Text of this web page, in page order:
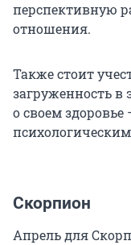
перспективную
отношения.
Также стоит
загруженность в
о своем
Скорпион
Апрель для